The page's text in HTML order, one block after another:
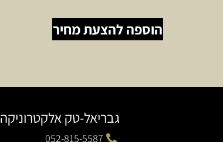
הוספה להצעת מחיר
גבריאל-טק אלקטרוניקה
052-815-5587